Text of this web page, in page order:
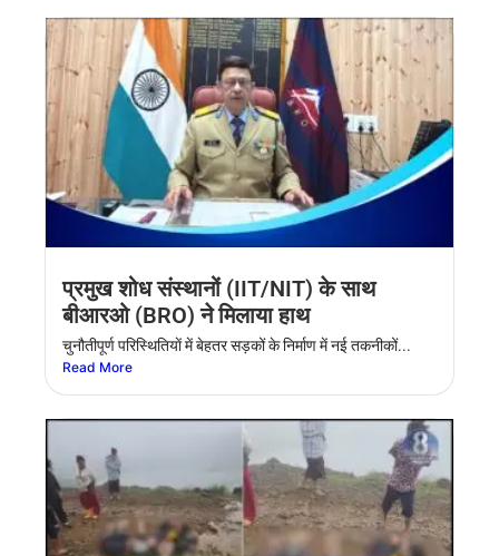
प्रमुख शोध संस्थानों (IIT/NIT) के साथ
बीआरओ (BRO) ने मिलाया हाथ
चुनौतीपूर्ण परिस्थितियाें में बेहतर सड़कों के निर्माण में नई तकनीकों...
Read More